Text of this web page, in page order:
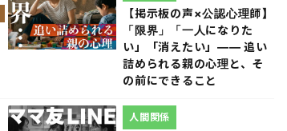
【掲示板の声×公認心理師】
「限界」「一人になりた
い」「消えたい」―― 追い
詰められる親の心理と、そ
の前にできること
人間関係